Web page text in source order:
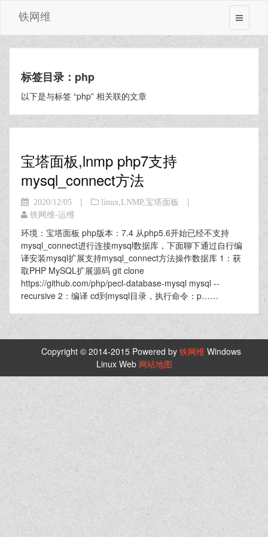
铁网维
标签目录：php
以下是与标签 “php” 相关联的文章
宝塔面板,lnmp php7支持
mysql_connect方法
2020/12/05 | linux LNMP, 宝塔面板 |
铁网维-运维
环境：宝塔面板 php版本：7.4 从php5.6开始已经不支持
mysql_connect进行连接mysql数据库，下面聊下通过自行编
译安装mysql扩展支持mysql_connect方法操作数据库 1：获
取PHP MySQL扩展源码 git clone
https://github.com/php/pecl-database-mysql mysql --
recursive 2：编译 cd到mysql目录，执行命令：p……
Copyright © 2014-2015 Powered by 铁网维 Windows
Linux Web 网站地图